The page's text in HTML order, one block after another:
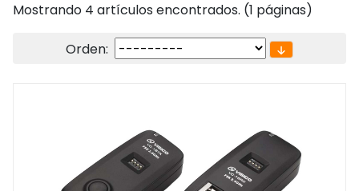
Mostrando 4 artículos encontrados. (1 páginas)
Orden: